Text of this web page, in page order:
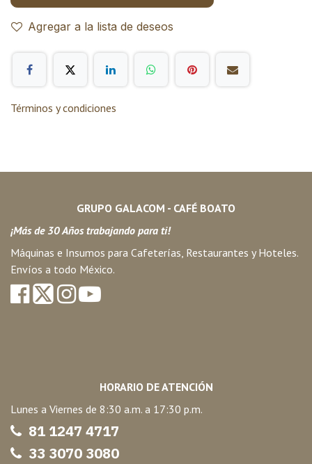
Agregar a la lista de deseos
Términos y condiciones
GRUPO GALACOM - CAFÉ BOATO
¡Más de 30 Años trabajando para ti!
Máquinas e Insumos para Cafeterías, Restaurantes y Hoteles.
Envíos a todo México.
HORARIO DE ATENCIÓN
Lunes a Viernes de 8:30 a.m. a 17:30 p.m.
81 1247 4717
33 3070 3080